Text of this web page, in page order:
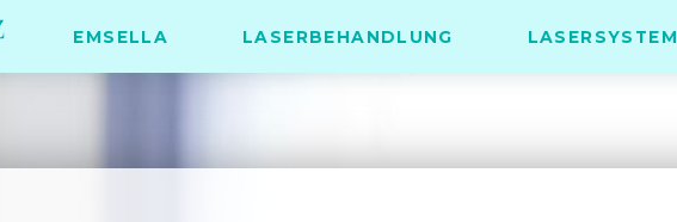
EMSELLA LASERBEHANDLUNG LASERSYSTEM